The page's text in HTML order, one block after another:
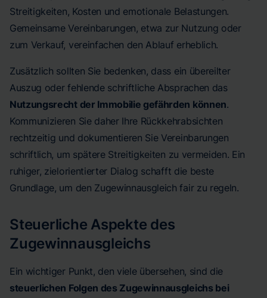
Streitigkeiten, Kosten und emotionale Belastungen.
Gemeinsame Vereinbarungen, etwa zur Nutzung oder
zum Verkauf, vereinfachen den Ablauf erheblich.
Zusätzlich sollten Sie bedenken, dass ein übereilter
Auszug oder fehlende schriftliche Absprachen das
Nutzungsrecht der Immobilie gefährden können.
Kommunizieren Sie daher Ihre Rückkehrabsichten
rechtzeitig und dokumentieren Sie Vereinbarungen
schriftlich, um spätere Streitigkeiten zu vermeiden. Ein
ruhiger, zielorientierter Dialog schafft die beste
Grundlage, um den Zugewinnausgleich fair zu regeln.
Steuerliche Aspekte des
Zugewinnausgleichs
Ein wichtiger Punkt, den viele übersehen, sind die
steuerlichen Folgen des Zugewinnausgleichs bei